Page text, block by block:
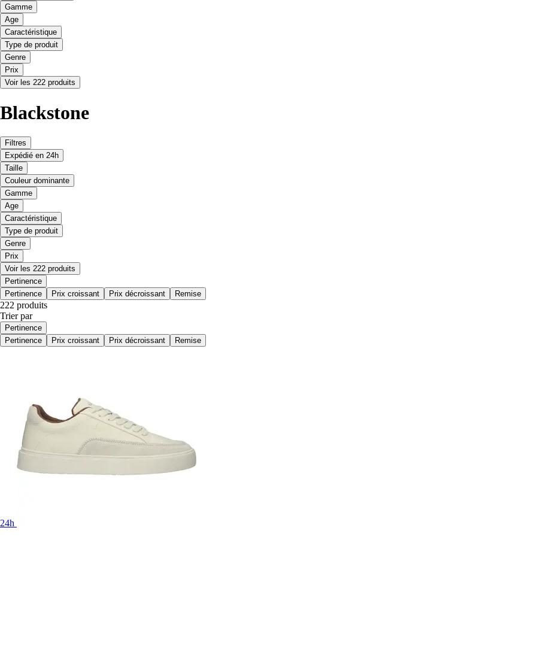
Gamme
Age
Caractéristique
Type de produit
Genre
Prix
Voir les 222 produits
Blackstone
Filtres
Expédié en 24h
Taille
Couleur dominante
Gamme
Age
Caractéristique
Type de produit
Genre
Prix
Voir les 222 produits
Pertinence
Pertinence
Prix croissant Prix décroissant Remise
222 produits
Trier par
Pertinence
Pertinence
Prix croissant Prix décroissant Remise
24h